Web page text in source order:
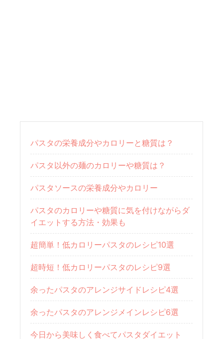
パスタの栄養成分やカロリーと糖質は？
パスタ以外の麺のカロリーや糖質は？
パスタソースの栄養成分やカロリー
パスタのカロリーや糖質に気を付けながらダ
イエットする方法・効果も
超簡単！低カロリーパスタのレシピ10選
超時短！低カロリーパスタのレシピ9選
余ったパスタのアレンジサイドレシピ4選
余ったパスタのアレンジメインレシピ6選
今日から美味しく食べてパスタダイエット